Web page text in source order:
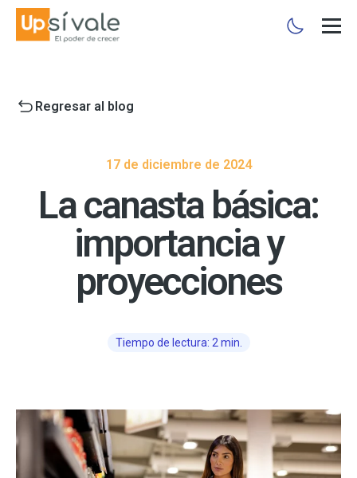
Regresar al blog
17 de diciembre de 2024
La canasta básica:
importancia y
proyecciones
Tiempo de lectura: 2 min.